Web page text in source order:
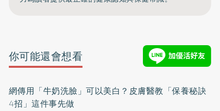
你可能還會想看
網傳用「牛奶洗臉」可以美白？皮膚醫教「保養秘訣
4招」這件事先做